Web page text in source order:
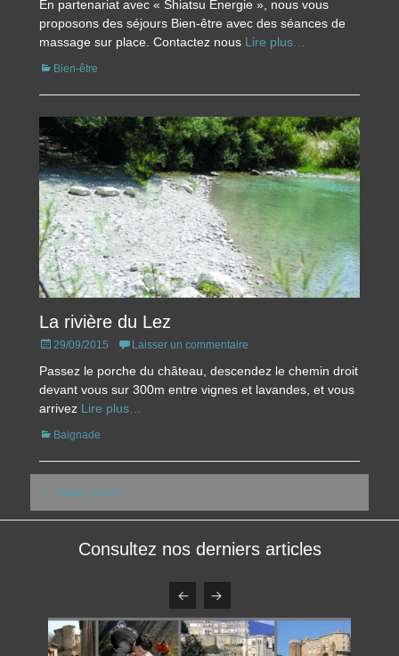
En partenariat avec « Shiatsu Energie », nous vous
proposons des séjours Bien-être avec des séances de
massage sur place. Contactez nous Lire plus…
Catégories
Bien-être
La rivière du Lez
Posted
29/09/2015 Laisser un commentaire
Passez le porche du château, descendez le chemin droit
devant vous sur 300m entre vignes et lavandes, et vous
arrivez Lire plus…
Catégories
Baignade
Navigation
des
← Older posts
Consultez nos derniers articles